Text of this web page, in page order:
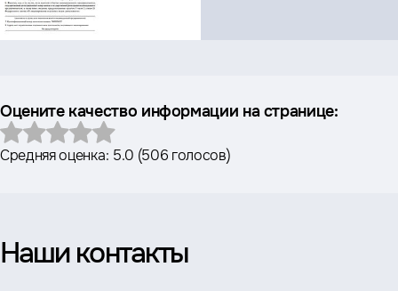
Оцените качество информации на странице:
Средняя оценка: 5.0 (506 голосов)
Наши контакты